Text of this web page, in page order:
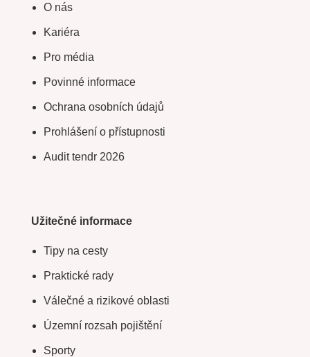
O nás
Kariéra
Pro média
Povinné informace
Ochrana osobních údajů
Prohlášení o přístupnosti
Audit tendr 2026
Užitečné informace
Tipy na cesty
Praktické rady
Válečné a rizikové oblasti
Územní rozsah pojištění
Sporty